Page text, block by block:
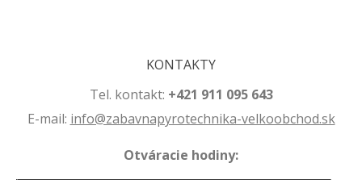
KONTAKTY
Tel. kontakt: +421 911 095 643
E-mail: info@zabavnapyrotechnika-velkoobchod.sk
Otváracie hodiny: